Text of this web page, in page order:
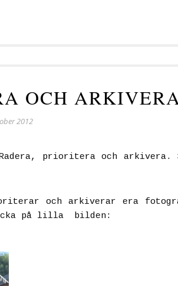
OCH
2012
prioritera och arkivera.
och arkiverar era
på lilla bilden: